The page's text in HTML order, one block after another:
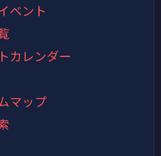
ベント
カレンダー
マップ